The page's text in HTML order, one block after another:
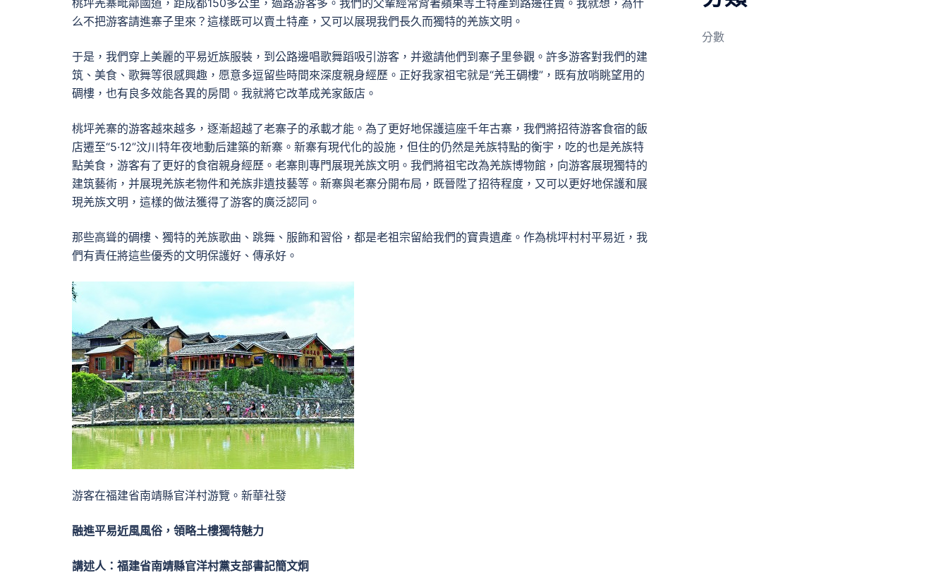
桃坪羌寨毗鄰國道，距成都150多公里，過路游客多。我們的父輩經常背著蘋果等土特產到路邊往賣。我就想，為什
么不把游客請進寨子里來？這樣既可以賣土特產，又可以展現我們長久而獨特的羌族文明。
于是，我們穿上美麗的平易近族服裝，到公路邊唱歌舞蹈吸引游客，并邀請他們到寨子里參觀。許多游客對我們的建
筑、美食、歌舞等很感興趣，愿意多逗留些時間來深度親身經歷。正好我家祖宅就是“羌王碉樓”，既有放哨眺望用的
碉樓，也有良多效能各異的房間。我就將它改革成羌家飯店。
桃坪羌寨的游客越來越多，逐漸超越了老寨子的承載才能。為了更好地保護這座千年古寨，我們將招待游客食宿的飯
店遷至“5·12”汶川特年夜地動后建築的新寨。新寨有現代化的設施，但住的仍然是羌族特點的衡宇，吃的也是羌族特
點美食，游客有了更好的食宿親身經歷。老寨則專門展現羌族文明。我們將祖宅改為羌族博物館，向游客展現獨特的
建筑藝術，并展現羌族老物件和羌族非遺技藝等。新寨與老寨分開布局，既晉陞了招待程度，又可以更好地保護和展
現羌族文明，這樣的做法獲得了游客的廣泛認同。
那些高聳的碉樓、獨特的羌族歌曲、跳舞、服飾和習俗，都是老祖宗留給我們的寶貴遺產。作為桃坪村村平易近，我
們有責任將這些優秀的文明保護好、傳承好。
游客在福建省南靖縣官洋村游覽。新華社發
融進平易近風風俗，領略土樓獨特魅力
講述人：福建省南靖縣官洋村黨支部書記簡文炯
分數